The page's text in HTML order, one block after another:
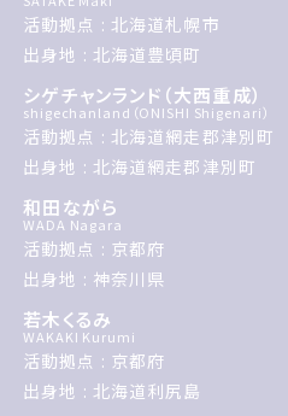
活動拠点 : 北海道札幌市
出身地 : 北海道豊頃町
シゲチャンランド（大西重成）
shigechanland（ONISHI Shigenari）
活動拠点 : 北海道網走郡津別町
出身地 : 北海道網走郡津別町
和田ながら
WADA Nagara
活動拠点 : 京都府
出身地 : 神奈川県
若木くるみ
WAKAKI Kurumi
活動拠点 : 京都府
出身地 : 北海道利尻島